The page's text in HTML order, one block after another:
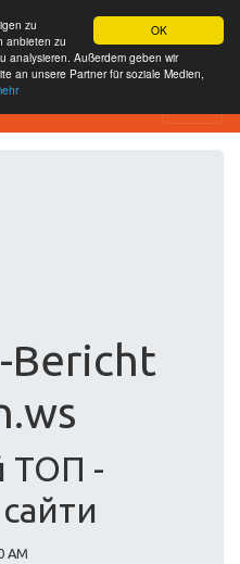
OK
zu
anbieten zu
analysieren. Außerdem geben wir
an unsere Partner für soziale Medien,
Bericht
ТОП -
AM